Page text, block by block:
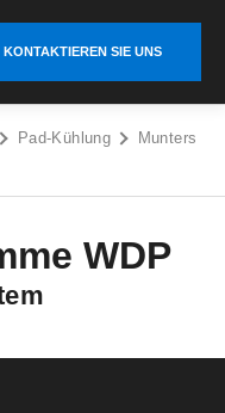
KONTAKTIEREN SIE UNS
Pad-Kühlung
Munters
WDP